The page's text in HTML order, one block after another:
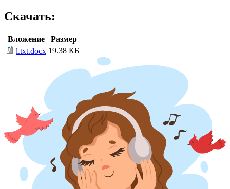
Скачать:
Вложение
Размер
l.txt.docx 19.38 КБ